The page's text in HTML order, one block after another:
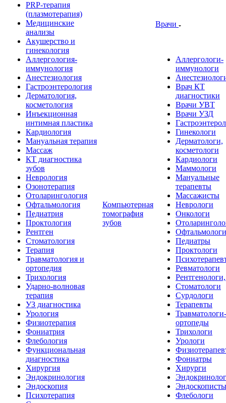
PRP-терапия
(плазмотерапия)
Медицинские
анализы
Акушерство и
гинекология
Аллергология-
иммунология
Анестезиология
Гастроэнтерология
Дерматология,
косметология
Инъекционная
интимная пластика
Кардиология
Мануальная терапия
Массаж
КТ диагностика
зубов
Неврология
Озонотерапия
Отоларингология
Офтальмология
Педиатрия
Проктология
Рентген
Стоматология
Терапия
Травматология и
ортопедия
Трихология
Ударно-волновая
терапия
УЗ диагностика
Урология
Физиотерапия
Фониатрия
Флебология
Функциональная
диагностика
Хирургия
Эндокринология
Эндоскопия
Психотерапия
Компьютерная
томография
зубов
Врачи
Аллергологи-
иммунологи
Врач КТ
диагностики
Врачи УВТ
Врачи УЗД
Гинекологи
Дерматологи,
косметологи
Кардиологи
Маммологи
Мануальные
терапевты
Массажисты
Неврологи
Онкологи
Офтальмологи
Педиатры
Проктологи
Ревматологи
Стоматологи
Сурдологи
Терапевты
Травматологи-
ортопеды
Трихологи
Урологи
Фониатры
Хирурги
Эндоскописты
Флебологи